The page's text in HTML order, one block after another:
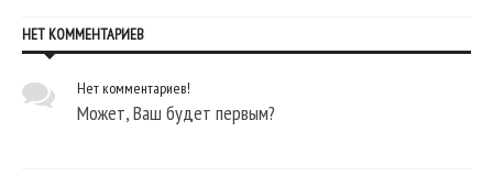
НЕТ КОММЕНТАРИЕВ
Нет комментариев!
Может, Ваш будет первым?